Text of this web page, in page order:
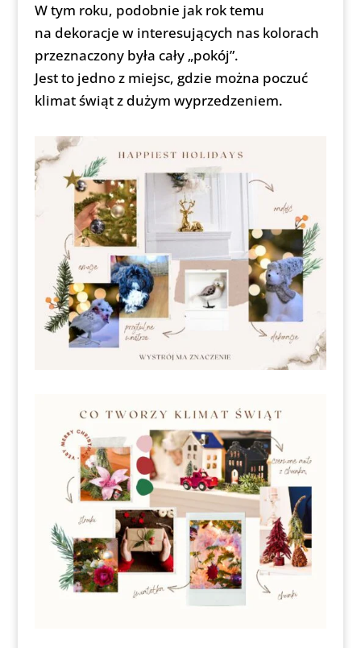
W tym roku, podobnie jak rok temu
na dekoracje w interesujących nas kolorach
przeznaczony była cały „pokój”.
Jest to jedno z miejsc, gdzie można poczuć
klimat świąt z dużym wyprzedzeniem.